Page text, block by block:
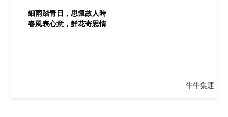
細雨踏青日，思懷故人時
春風表心意，鮮花寄思情
牛牛集運